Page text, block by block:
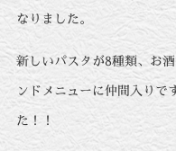
なりました。
新しいパスタが8種類、お
ンドメニューに仲間入りで
た！！